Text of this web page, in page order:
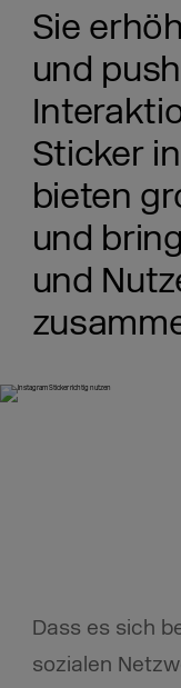
Sie
und
Sticker
bieten
und
und
Dass es sich
sozialen